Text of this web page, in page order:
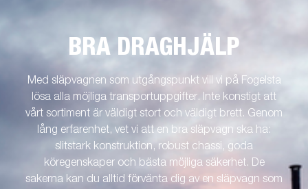
BRA DRAGHJÄLP
Med släpvagnen som utgångspunkt vill vi på Fogelsta
lösa alla möjliga transportuppgifter. Inte konstigt att
vårt sortiment är väldigt stort och väldigt brett. Genom
lång erfarenhet, vet vi att en bra släpvagn ska ha:
slitstark konstruktion, robust chassi, goda
köregenskaper och bästa möjliga säkerhet. De
sakerna kan du alltid förvänta dig av en släpvagn som